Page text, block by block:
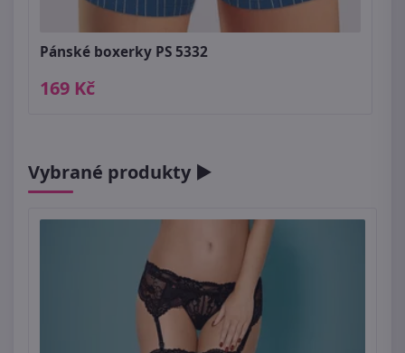
Pánské boxerky PS 5332
169 Kč
Vybrané produkty ►